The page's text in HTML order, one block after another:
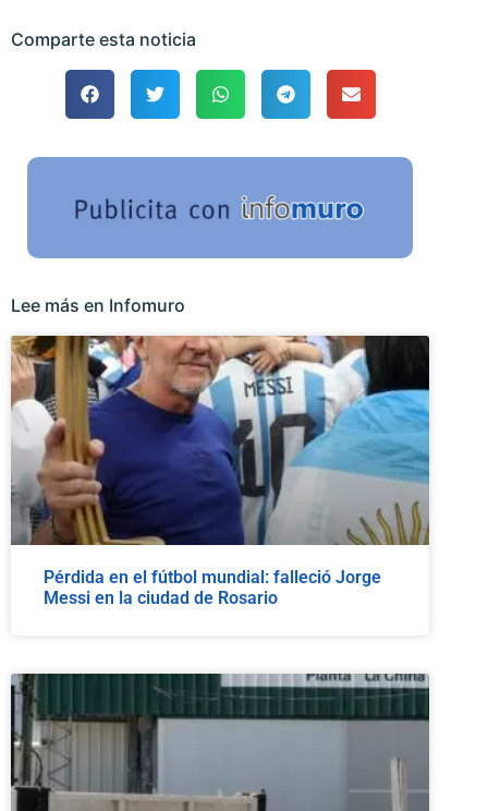
Comparte esta noticia
Lee más en Infomuro
Pérdida en el fútbol mundial: falleció Jorge
Messi en la ciudad de Rosario